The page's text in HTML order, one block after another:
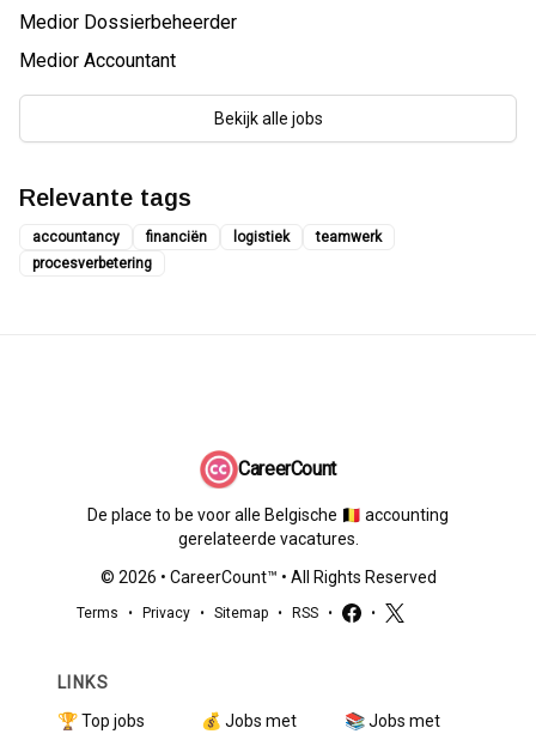
Medior Dossierbeheerder
Medior Accountant
Bekijk alle jobs
Relevante tags
accountancy financiën logistiek
teamwerk
procesverbetering
CareerCount
De place to be voor alle Belgische 🇧🇪 accounting
gerelateerde vacatures.
© 2026 • CareerCount™ • All Rights Reserved
Terms • Privacy • Sitemap • RSS • •
LINKS
🏆 Top jobs
💰 Jobs met
📚 Jobs met